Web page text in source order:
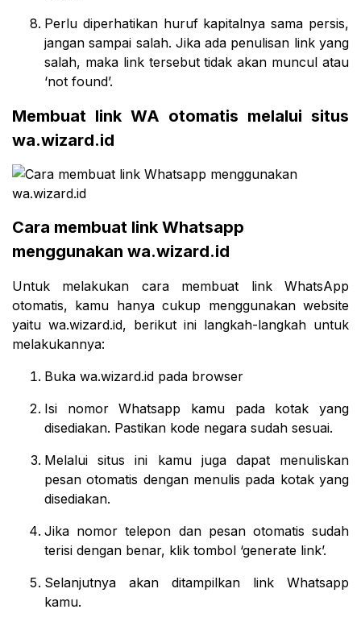
Perlu diperhatikan huruf kapitalnya sama persis,
jangan sampai salah. Jika ada penulisan link yang
salah, maka link tersebut tidak akan muncul atau
‘not found’.
Membuat link WA otomatis melalui situs
wa.wizard.id
Cara membuat link Whatsapp
menggunakan wa.wizard.id
Untuk melakukan cara membuat link WhatsApp
otomatis, kamu hanya cukup menggunakan website
yaitu wa.wizard.id, berikut ini langkah-langkah untuk
melakukannya:
Buka wa.wizard.id pada browser
Isi nomor Whatsapp kamu pada kotak yang
disediakan. Pastikan kode negara sudah sesuai.
Melalui situs ini kamu juga dapat menuliskan
pesan otomatis dengan menulis pada kotak yang
disediakan.
Jika nomor telepon dan pesan otomatis sudah
terisi dengan benar, klik tombol ‘generate link’.
Selanjutnya akan ditampilkan link Whatsapp
kamu.